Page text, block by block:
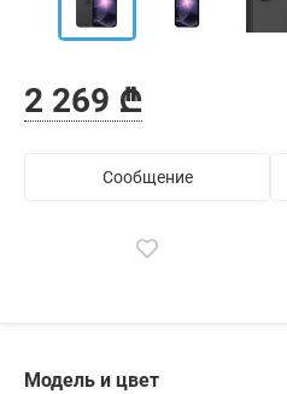
2 269 ₾
Сообщение
Модель и цвет